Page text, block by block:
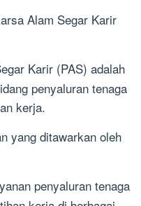
Alam Segar Karir
Karir (PAS) adalah
penyaluran tenaga
kerja.
yang ditawarkan oleh
penyaluran tenaga